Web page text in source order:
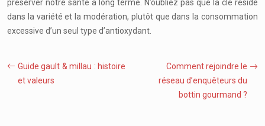
préserver notre santé à long terme. N’oubliez pas que la clé réside
dans la variété et la modération, plutôt que dans la consommation
excessive d’un seul type d’antioxydant.
Guide gault & millau : histoire
et valeurs
Comment rejoindre le
réseau d’enquêteurs du
bottin gourmand ?